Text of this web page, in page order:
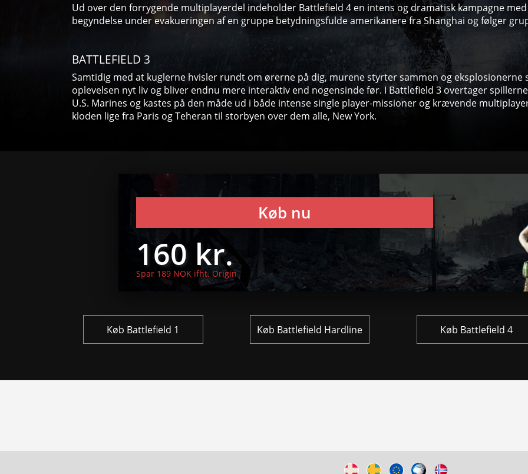
Ud over den forrygende multiplayerdel indeholder Battlefield 4 en intens og dramatisk kampagne
begyndelse under evakueringen af en gruppe betydningsfulde amerikanere fra Shanghai og følger
BATTLEFIELD 3
Samtidig med at kuglerne hvisler rundt om ørerne på dig, murene styrter sammen og eksplosionerne
oplevelsen nyt liv og bliver endnu mere interaktiv end nogensinde før. I Battlefield 3 overtager
U.S. Marines og kastes på den måde ud i både intense single player-missioner og krævende
kloden lige fra Paris og Teheran til storbyen over dem alle, New York.
Køb nu
160 kr.
Spar 189 NOK ifht. Origin
Køb Battlefield 1 Køb Battlefield Hardline Køb Battlefield 4